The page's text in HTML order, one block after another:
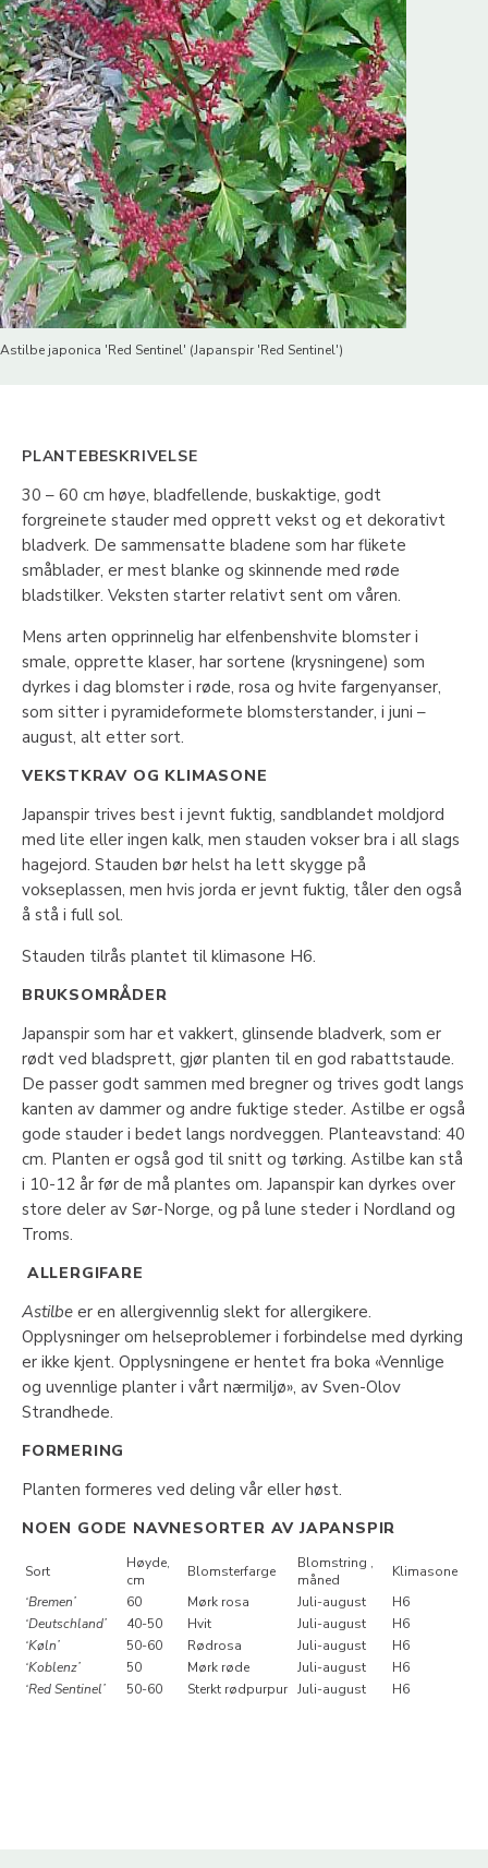
Astilbe japonica 'Red Sentinel' (Japanspir 'Red Sentinel')
PLANTEBESKRIVELSE
30 – 60 cm høye, bladfellende, buskaktige, godt
forgreinete stauder med opprett vekst og et dekorativt
bladverk. De sammensatte bladene som har flikete
småblader, er mest blanke og skinnende med røde
bladstilker. Veksten starter relativt sent om våren.
Mens arten opprinnelig har elfenbenshvite blomster i
smale, opprette klaser, har sortene (krysningene) som
dyrkes i dag blomster i røde, rosa og hvite fargenyanser,
som sitter i pyramideformete blomsterstander, i juni –
august, alt etter sort.
VEKSTKRAV OG KLIMASONE
Japanspir trives best i jevnt fuktig, sandblandet moldjord
med lite eller ingen kalk, men stauden vokser bra i all slags
hagejord. Stauden bør helst ha lett skygge på
vokseplassen, men hvis jorda er jevnt fuktig, tåler den også
å stå i full sol.
Stauden tilrås plantet til klimasone H6.
BRUKSOMRÅDER
Japanspir som har et vakkert, glinsende bladverk, som er
rødt ved bladsprett, gjør planten til en god rabattstaude.
De passer godt sammen med bregner og trives godt langs
kanten av dammer og andre fuktige steder. Astilbe er også
gode stauder i bedet langs nordveggen. Planteavstand: 40
cm. Planten er også god til snitt og tørking. Astilbe kan stå
i 10-12 år før de må plantes om. Japanspir kan dyrkes over
store deler av Sør-Norge, og på lune steder i Nordland og
Troms.
ALLERGIFARE
Astilbe er en allergivennlig slekt for allergikere.
Opplysninger om helseproblemer i forbindelse med dyrking
er ikke kjent. Opplysningene er hentet fra boka «Vennlige
og uvennlige planter i vårt nærmiljø», av Sven-Olov
Strandhede.
FORMERING
Planten formeres ved deling vår eller høst.
NOEN GODE NAVNESORTER AV JAPANSPIR
Sort
Høyde,
cm
Blomsterfarge
Blomstring ,
måned
Klimasone
‘Bremen’
60 Mørk rosa Juli-august
H6
‘Deutschland’
40-50 Hvit Juli-august
H6
‘Køln’
50-60 Rødrosa Juli-august
H6
‘Koblenz’
50 Mørk røde Juli-august
H6
‘Red Sentinel’
50-60 Sterkt rødpurpur Juli-august H6